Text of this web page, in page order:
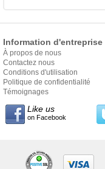
Information d'entreprise
À propos de nous
Contactez nous
Conditions d'utilisation
Politique de confidentialité
Témoignages
Like us
on Facebook